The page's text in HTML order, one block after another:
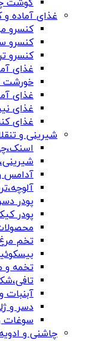
گوشت
غذای آماده
کنسرو
کنسرو
کنسرو
غذای
خورشت
غذای
غذای
غذای
شیرینی و
آدامس
پودر
پودر
تخم
تخمه و
آبنبات
دسر و
سوغات
چاشنی و